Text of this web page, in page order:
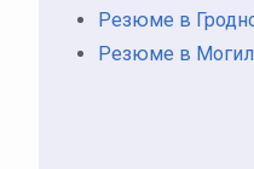
Резюме в
Резюме в